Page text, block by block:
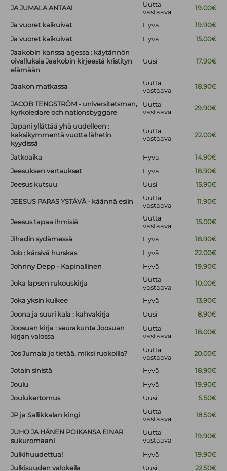
JA JUMALA ANTAA!
Uutta
vastaava
19.00€
Ja vuoret kaikuivat Hyvä
19.90€
Ja vuoret kaikuivat
Hyvä
15.00€
Jaakobin kanssa arjessa : käytännön
oivalluksia Jaakobin kirjeestä kristityn
elämään
Uusi 17.90€
Jaakon matkassa
Uutta
vastaava
18.90€
JACOB TENGSTRÖM - universitetsman,
kyrkoledare och nationsbyggare
Uutta
vastaava
29.90€
Japani yllättää yhä uudelleen :
kaksikymmentä vuotta lähetin
kyydissä
Uutta
vastaava
22.00€
Jatkoaika Hyvä
14.90€
Jeesuksen vertaukset
Hyvä
18.90€
Jeesus kutsuu
Uusi 15.90€
JEESUS PARAS YSTÄVÄ - käännä esiin
Uutta
vastaava
11.90€
Jeesus tapaa ihmisiä
Uutta
vastaava
15.00€
Jihadin sydämessä Hyvä
18.90€
Job : kärsivä hurskas
Hyvä
22.00€
Johnny Depp - Kapinallinen
Hyvä 19.90€
Joka lapsen rukouskirja
Uutta
vastaava
10.00€
Joka yksin kulkee Hyvä
13.90€
Joona ja suuri kala : kahvakirja
Uusi
8.90€
Joosuan kirja : seurakunta Joosuan
kirjan valossa
Uutta
vastaava
18.00€
Jos Jumala jo tietää, miksi ruokoilla?
Uutta
vastaava
20.00€
Jotain sinistä Hyvä
18.90€
Joulu
Hyvä
19.90€
Joulukertomus
Uusi 5.50€
JP ja Sallikkalan kingi
Uutta
vastaava
18.50€
JUHO JA HÄNEN POIKANSA EINAR
sukuromaani
Uutta
vastaava
19.90€
Julkihuudettua! Hyvä
19.90€
Julkisuuden valokeila
Uusi
22.50€